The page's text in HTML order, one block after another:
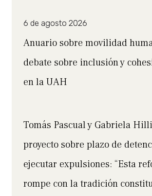
6 de agosto 2026
Anuario sobre movilidad
debate sobre inclusión y
en la UAH
Tomás Pascual y Gabriela
proyecto sobre plazo de
ejecutar expulsiones: “Esta
rompe con la tradición